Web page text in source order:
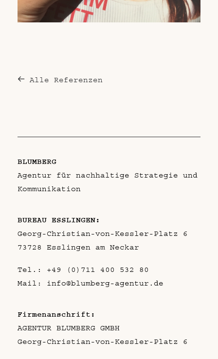
Alle Referenzen
BLUMBERG
Agentur für nachhaltige Strategie und
Kommunikation
BUREAU ESSLINGEN:
Georg-Christian-von-Kessler-Platz 6
73728 Esslingen am Neckar
Tel.: +49 (0)711 400 532 80
Mail: info@blumberg-agentur.de
Firmenanschrift:
AGENTUR BLUMBERG GMBH
Georg-Christian-von-Kessler-Platz 6